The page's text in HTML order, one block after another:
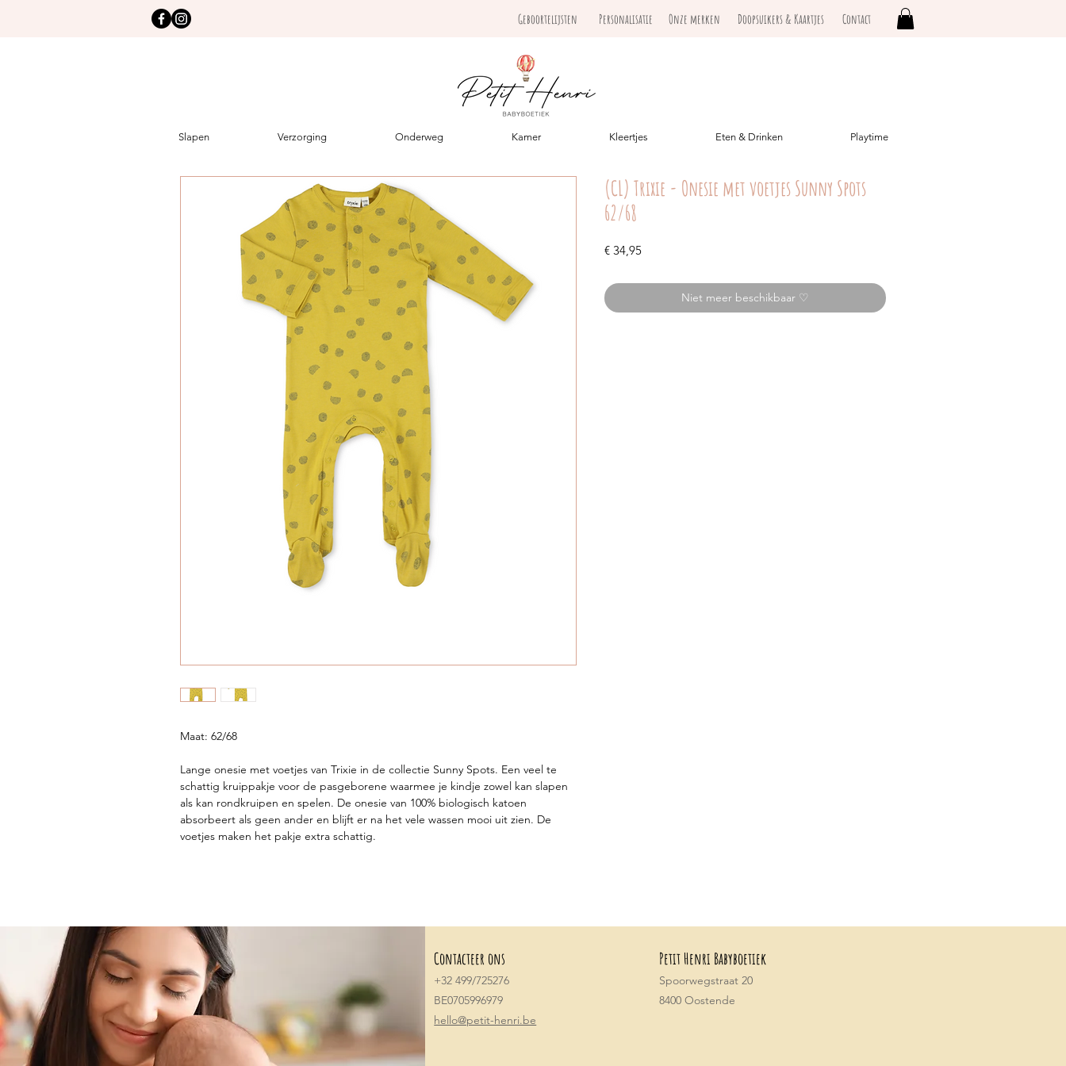
Geboortelijsten Doopsuikers & Kaartjes Contact
Onze merken
Personalisatie
Slapen Verzorging Onderweg Kamer Kleertjes Eten & Drinken Playtime
Maat: 62/68
Lange onesie met voetjes van Trixie in de collectie Sunny Spots. Een veel te
schattig kruippakje voor de pasgeborene waarmee je kindje zowel kan slapen
als kan rondkruipen en spelen. De onesie van 100% biologisch katoen
absorbeert als geen ander en blijft er na het vele wassen mooi uit zien. De
voetjes maken het pakje extra schattig.
(CL) Trixie - Onesie met voetjes Sunny Spots
62/68
€ 34,95Prijs
Niet meer beschikbaar ♡
Contacteer ons
+32 499/725276
BE0705996979
hello@petit-henri.be
Petit Henri Babyboetiek
Spoorwegstraat 20
8400 Oostende